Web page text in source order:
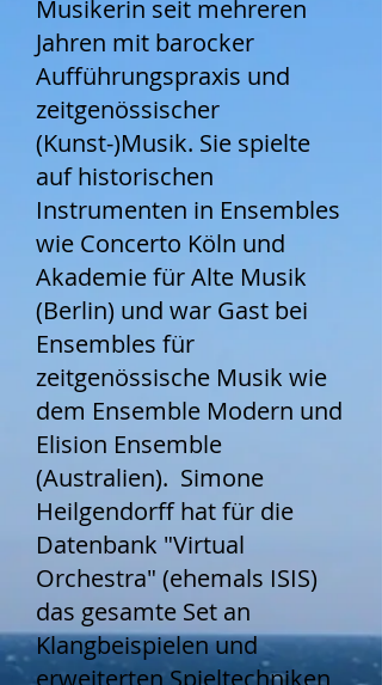
Musikerin seit mehreren
Jahren mit barocker
Aufführungspraxis und
zeitgenössischer
(Kunst-)Musik. Sie spielte
auf historischen
Instrumenten in Ensembles
wie Concerto Köln und
Akademie für Alte Musik
(Berlin) und war Gast bei
Ensembles für
zeitgenössische Musik wie
dem Ensemble Modern und
Elision Ensemble
(Australien). Simone
Heilgendorff hat für die
Datenbank "Virtual
Orchestra" (ehemals ISIS)
das gesamte Set an
Klangbeispielen und
erweiterten Spieltechniken